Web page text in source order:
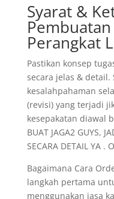
Syarat &
Pembuatan
Perangkat
Pastikan konsep
secara jelas &
kesalahpahaman
(revisi) yang terjadi
kesepakatan diawal
BUAT JAGA2 GUYS,
SECARA DETAIL YA .
Bagaimana Cara
langkah pertama
menggunakan jasa